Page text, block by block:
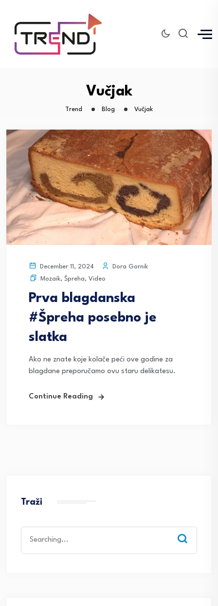
Vučjak
Trend Blog Vučjak
December 11, 2024
Dora Gornik
Mozaik, Špreha, Video
Prva blagdanska
#Špreha posebno je
slatka
Ako ne znate koje kolače peći ove godine za
blagdane preporučamo ovu staru delikatesu.
Continue Reading
Traži
for: